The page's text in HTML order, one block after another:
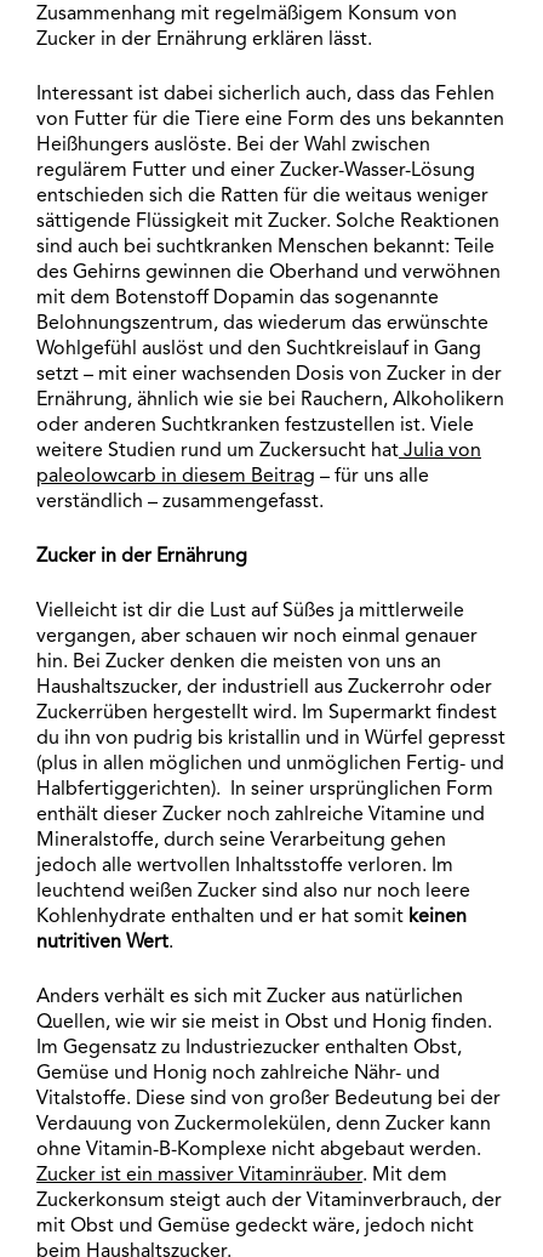
Zusammenhang mit regelmäßigem Konsum von
Zucker in der Ernährung erklären lässt.
Interessant ist dabei sicherlich auch, dass das Fehlen
von Futter für die Tiere eine Form des uns bekannten
Heißhungers auslöste. Bei der Wahl zwischen
regulärem Futter und einer Zucker-Wasser-Lösung
entschieden sich die Ratten für die weitaus weniger
sättigende Flüssigkeit mit Zucker. Solche Reaktionen
sind auch bei suchtkranken Menschen bekannt: Teile
des Gehirns gewinnen die Oberhand und verwöhnen
mit dem Botenstoff Dopamin das sogenannte
Belohnungszentrum, das wiederum das erwünschte
Wohlgefühl auslöst und den Suchtkreislauf in Gang
setzt – mit einer wachsenden Dosis von Zucker in der
Ernährung, ähnlich wie sie bei Rauchern, Alkoholikern
oder anderen Suchtkranken festzustellen ist. Viele
weitere Studien rund um Zuckersucht hat Julia von
paleolowcarb in diesem Beitrag – für uns alle
verständlich – zusammengefasst.
Zucker in der Ernährung
Vielleicht ist dir die Lust auf Süßes ja mittlerweile
vergangen, aber schauen wir noch einmal genauer
hin. Bei Zucker denken die meisten von uns an
Haushaltszucker, der industriell aus Zuckerrohr oder
Zuckerrüben hergestellt wird. Im Supermarkt findest
du ihn von pudrig bis kristallin und in Würfel gepresst
(plus in allen möglichen und unmöglichen Fertig- und
Halbfertiggerichten). In seiner ursprünglichen Form
enthält dieser Zucker noch zahlreiche Vitamine und
Mineralstoffe, durch seine Verarbeitung gehen
jedoch alle wertvollen Inhaltsstoffe verloren. Im
leuchtend weißen Zucker sind also nur noch leere
Kohlenhydrate enthalten und er hat somit keinen
nutritiven Wert.
Anders verhält es sich mit Zucker aus natürlichen
Quellen, wie wir sie meist in Obst und Honig finden.
Im Gegensatz zu Industriezucker enthalten Obst,
Gemüse und Honig noch zahlreiche Nähr- und
Vitalstoffe. Diese sind von großer Bedeutung bei der
Verdauung von Zuckermolekülen, denn Zucker kann
ohne Vitamin-B-Komplexe nicht abgebaut werden.
Zucker ist ein massiver Vitaminräuber. Mit dem
Zuckerkonsum steigt auch der Vitaminverbrauch, der
mit Obst und Gemüse gedeckt wäre, jedoch nicht
beim Haushaltszucker.